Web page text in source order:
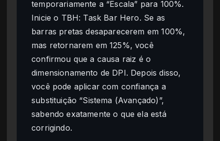
temporariamente a “Escala” para 100%.
Inicie o TBH: Task Bar Hero. Se as
barras pretas desaparecerem em 100%,
mas retornarem em 125%, você
confirmou que a causa raiz é o
dimensionamento de DPI. Depois disso,
você pode aplicar com confiança a
substituição “Sistema (Avançado)”,
sabendo exatamente o que ela está
corrigindo.